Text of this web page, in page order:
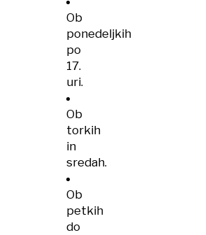
Ob
ponedeljkih
po
17.
uri.
Ob
torkih
in
sredah.
Ob
petkih
do